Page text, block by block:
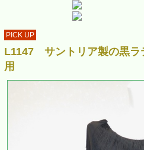
PICK UP
L1147 サントリア製の黒
用